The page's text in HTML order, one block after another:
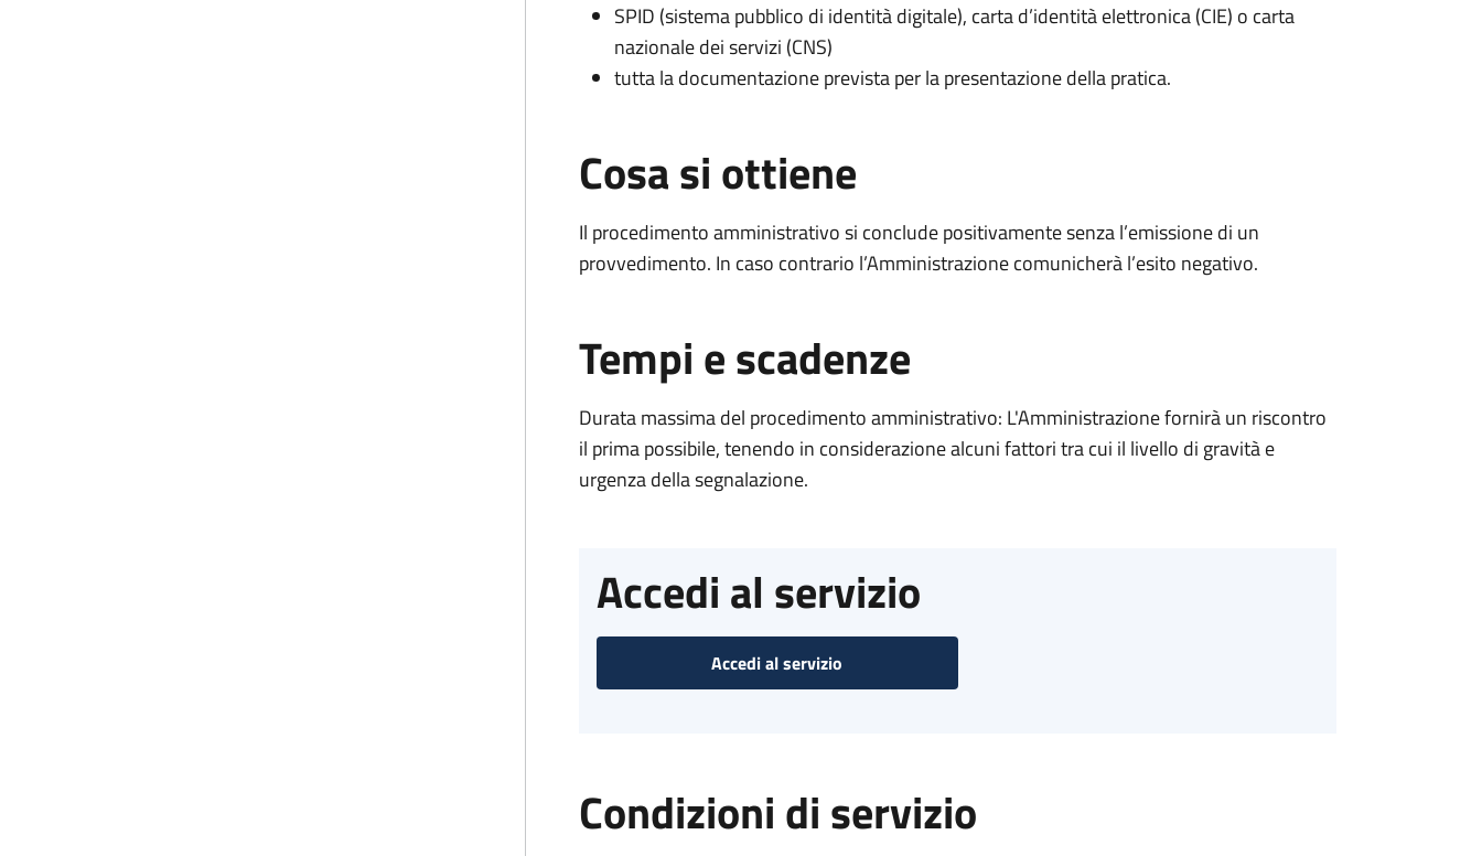
SPID (sistema pubblico di identità digitale), carta d’identità elettronica (CIE) o carta
nazionale dei servizi (CNS)
tutta la documentazione prevista per la presentazione della pratica.
Cosa si ottiene
Il procedimento amministrativo si conclude positivamente senza l’emissione di un
provvedimento. In caso contrario l’Amministrazione comunicherà l’esito negativo.
Tempi e scadenze
Durata massima del procedimento amministrativo: L'Amministrazione fornirà un riscontro
il prima possibile, tenendo in considerazione alcuni fattori tra cui il livello di gravità e
urgenza della segnalazione.
Accedi al servizio
Accedi al servizio
Condizioni di servizio